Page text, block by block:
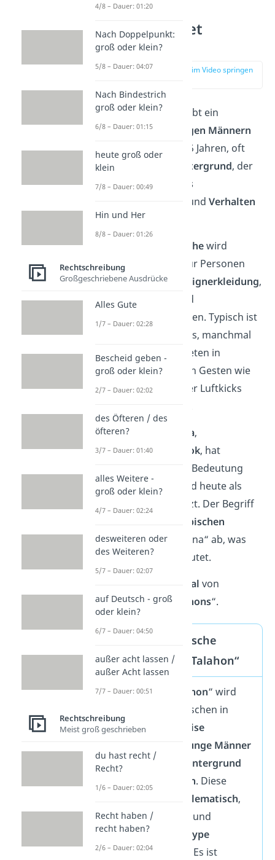
Was bedeutet
„Talahon“?
zur Stelle im Video springen
„Talahon“ beschreibt ein
Stereotyp
jungen Männern
zwischen 15 und 25 Jahren, oft
mit
Migrationshintergrund, der
durch sein
äußeres
undVerhalten
auffällt.
Jugendsprachewird
„Talahon“ häufig für Personen
verwendet, die
Designerkleidung,
wie Gucci-Caps und
tragen. Typisch ist
ein selbstbewusstes, manchmal
provokantes Auftreten in
Gruppen, das durch Gesten wie
Schattenboxen oder Luftkicks
Durch
Social Media,
insbesondere
TikTok, hat
„Talahon“ stark an Bedeutung
gewonnen und wird heute als
genutzt. Der Begriff
arabischen
Ausdruck „taeal huna“ ab, was
„Komm her!
“ bedeutet.
Plural von
„Talahon“ ist „Talahons“.
Die problematische
Nutzung von „Talahon“
Der Begriff „ Talahon“ wird
von einigen Menschen in
abwertender Weise
junge Männer
mitMigrationshintergrund
stigmatisieren. Diese
problematisch,
da sieVorurteile
und
negative Stereotype
verstärken kann. Es ist
4/8 – Dauer: 01:20
Nach Doppelpunkt:
groß oder klein?
5/8 – Dauer: 04:07
Nach Bindestrich
groß oder klein?
6/8 – Dauer: 01:15
heute groß oder
klein
7/8 – Dauer: 00:49
Hin und Her
8/8 – Dauer: 01:26
Rechtschreibung
Großgeschriebene Ausdrücke
Alles Gute
1/7 – Dauer: 02:28
Bescheid geben -
groß oder klein?
2/7 – Dauer: 02:02
des Öfteren / des
öfteren?
3/7 – Dauer: 01:40
alles Weitere -
groß oder klein?
4/7 – Dauer: 02:24
desweiteren oder
des Weiteren?
5/7 – Dauer: 02:07
auf Deutsch - groß
oder klein?
6/7 – Dauer: 04:50
außer acht lassen /
außer Acht lassen
7/7 – Dauer: 00:51
Rechtschreibung
Meist groß geschrieben
du hast recht /
Recht?
1/6 – Dauer: 02:05
Recht haben /
recht haben?
2/6 – Dauer: 02:04